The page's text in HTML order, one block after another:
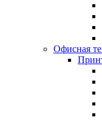
Офисная